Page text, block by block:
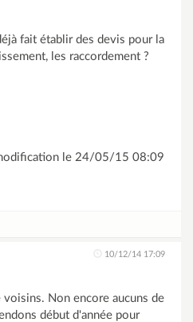
fait établir des devis pour la
les raccordement ?
le 24/05/15 08:09
10/12/14 17:09
Non encore aucuns de
début d'année pour